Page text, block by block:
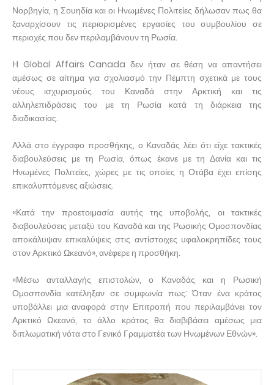
Νορβηγία, η Σουηδία και οι Ηνωμένες Πολιτείες δήλωσαν πως θα
ξαναρχίσουν τις περιορισμένες εργασίες του συμβουλίου σε
περιοχές που δεν περιλαμβάνουν τη Ρωσία.
Η Global Affairs Canada δεν ήταν σε θέση να απαντήσει
αμέσως σε αίτημα για σχολιασμό την Πέμπτη σχετικά με τους
νέους ισχυρισμούς του Καναδά στην Αρκτική και τις
αλληλεπιδράσεις του με τη Ρωσία κατά τη διάρκεια της
διαδικασίας.
Αλλά στο έγγραφο προσθήκης, ο Καναδάς λέει ότι είχε τακτικές
διαβουλεύσεις με τη Ρωσία, όπως έκανε με τη Δανία και τις
Ηνωμένες Πολιτείες, χώρες με τις οποίες η Οτάβα έχει επίσης
επικαλυπτόμενες αξιώσεις.
«Κατά την προετοιμασία αυτής της υποβολής, οι τακτικές
διαβουλεύσεις μεταξύ του Καναδά και της Ρωσικής Ομοσπονδίας
αποκάλυψαν επικαλύψεις στις αντίστοιχες υφαλοκρηπίδες τους
στον Αρκτικό Ωκεανό», ανέφερε η προσθήκη.
«Μέσω ανταλλαγής επιστολών, ο Καναδάς και η Ρωσική
Ομοσπονδία κατέληξαν σε συμφωνία πως: Όταν ένα κράτος
υποβάλλει μια αναφορά στην Επιτροπή που περιλαμβάνει τον
Αρκτικό Ωκεανό, το άλλο κράτος θα διαβιβάσει αμέσως μια
διπλωματική νότα στο Γενικό Γραμματέα των Ηνωμένων Εθνών».